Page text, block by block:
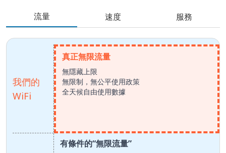
流量 速度 服務
我們的
WiFi
真正無限流量
無隱藏上限
無限制，無公平使用政策
全天候自由使用數據
有條件的“無限流量”